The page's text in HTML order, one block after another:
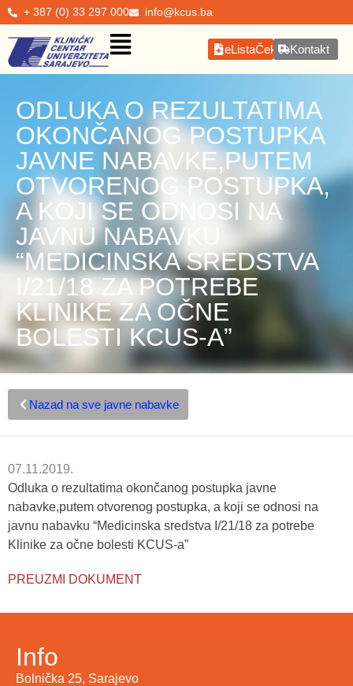
+ 387 (0) 33 297 000 info@kcus.ba
eListaČekanjaKontakt
ODLUKA O REZULTATIMA
OKONČANOG POSTUPKA
JAVNE NABAVKE,PUTEM
OTVORENOG POSTUPKA,
A KOJI SE ODNOSI NA
JAVNU NABAVKU
“MEDICINSKA SREDSTVA
I/21/18 ZA POTREBE
KLINIKE ZA OČNE
BOLESTI KCUS-A”
Nazad na sve javne nabavke
07.11.2019.
Odluka o rezultatima okončanog postupka javne
nabavke,putem otvorenog postupka, a koji se odnosi na
javnu nabavku “Medicinska sredstva I/21/18 za potrebe
Klinike za očne bolesti KCUS-a”
PREUZMI DOKUMENT
Info
Bolnička 25, Sarajevo